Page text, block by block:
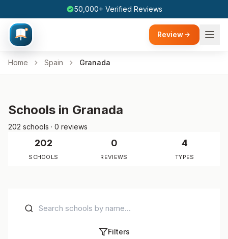
50,000+ Verified Reviews
Review
Home Spain Granada
Schools in Granada
202 schools · 0 reviews
202
SCHOOLS
0
REVIEWS
4
TYPES
Filters